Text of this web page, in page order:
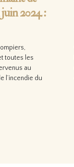
2024 :
toutes les
au
l’incendie du